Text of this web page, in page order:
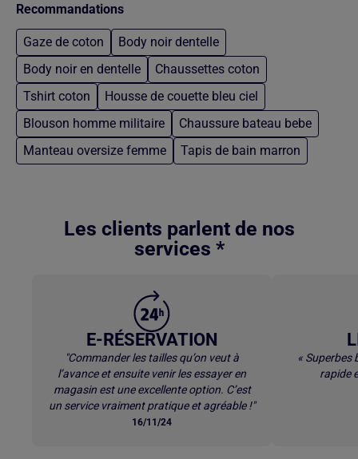
Recommandations
Gaze de coton
Body noir dentelle
Body noir en dentelle
Chaussettes coton
Tshirt coton
Housse de couette bleu ciel
Blouson homme militaire
Chaussure bateau bebe
Manteau oversize femme
Tapis de bain marron
Les clients parlent de nos
services *
E-RÉSERVATION
"Commander les tailles qu’on veut à
l’avance et ensuite venir les essayer en
magasin est une excellente option. C’est
un service vraiment pratique et agréable !"
16/11/24
« Superbes
rapide